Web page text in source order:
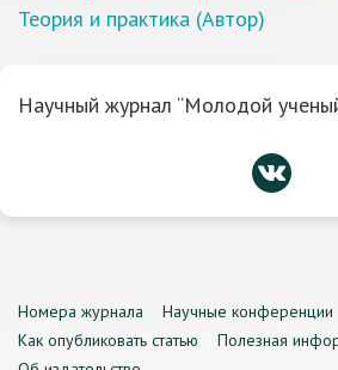
Теория и практика (Автор)
Научный журнал “Молодой
Номера журнала Научные конференции
Как опубликовать статью
Полезная